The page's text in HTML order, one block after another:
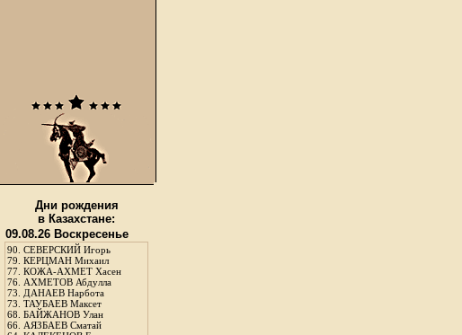
Дни рождения
в Казахстане:
09.08.26 Воскресенье
90. СЕВЕРСКИЙ Игорь
79. КЕРЦМАН Михаил
77. КОЖА-АХМЕТ Хасен
76. АХМЕТОВ Абдулла
73. ДАНАЕВ Нарбота
73. ТАУБАЕВ Максет
68. БАЙЖАНОВ Улан
66. АЯЗБАЕВ Сматай